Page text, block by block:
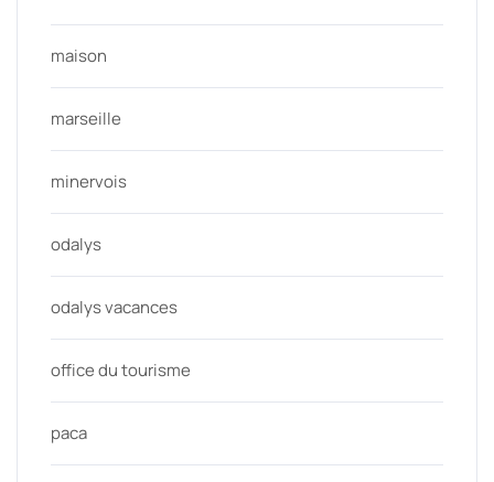
maison
marseille
minervois
odalys
odalys vacances
office du tourisme
paca